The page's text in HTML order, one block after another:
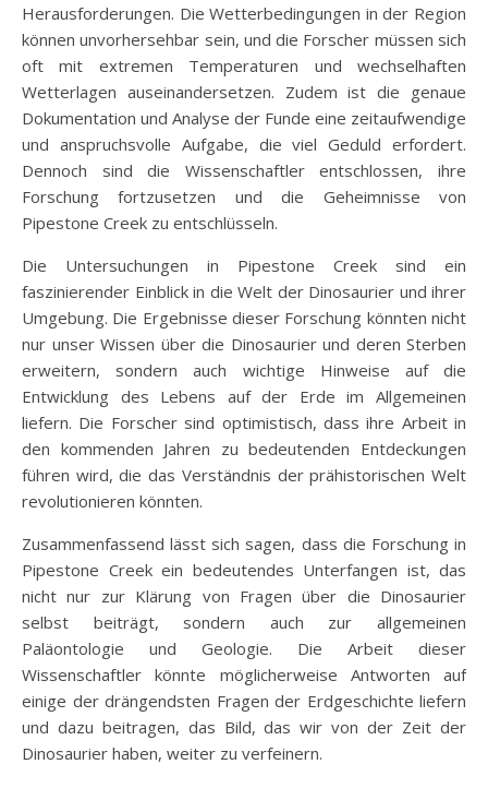
Herausforderungen. Die Wetterbedingungen in der Region
können unvorhersehbar sein, und die Forscher müssen sich
oft mit extremen Temperaturen und wechselhaften
Wetterlagen auseinandersetzen. Zudem ist die genaue
Dokumentation und Analyse der Funde eine zeitaufwendige
und anspruchsvolle Aufgabe, die viel Geduld erfordert.
Dennoch sind die Wissenschaftler entschlossen, ihre
Forschung fortzusetzen und die Geheimnisse von
Pipestone Creek zu entschlüsseln.
Die Untersuchungen in Pipestone Creek sind ein
faszinierender Einblick in die Welt der Dinosaurier und ihrer
Umgebung. Die Ergebnisse dieser Forschung könnten nicht
nur unser Wissen über die Dinosaurier und deren Sterben
erweitern, sondern auch wichtige Hinweise auf die
Entwicklung des Lebens auf der Erde im Allgemeinen
liefern. Die Forscher sind optimistisch, dass ihre Arbeit in
den kommenden Jahren zu bedeutenden Entdeckungen
führen wird, die das Verständnis der prähistorischen Welt
revolutionieren könnten.
Zusammenfassend lässt sich sagen, dass die Forschung in
Pipestone Creek ein bedeutendes Unterfangen ist, das
nicht nur zur Klärung von Fragen über die Dinosaurier
selbst beiträgt, sondern auch zur allgemeinen
Paläontologie und Geologie. Die Arbeit dieser
Wissenschaftler könnte möglicherweise Antworten auf
einige der drängendsten Fragen der Erdgeschichte liefern
und dazu beitragen, das Bild, das wir von der Zeit der
Dinosaurier haben, weiter zu verfeinern.